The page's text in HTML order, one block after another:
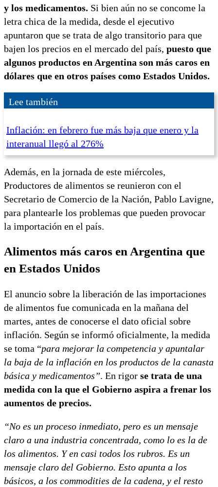
y los medicamentos. Si bien aún no se concome la
letra chica de la medida, desde el ejecutivo
apuntaron que se trata de algo transitorio para que
bajen los precios en el mercado del país, puesto que
algunos productos en Argentina son más caros en
dólares que en otros países como Estados Unidos.
Lee también
Inflación: en febrero fue más baja que enero y la
interanual llegó al 276%
Además, en la jornada de este miércoles,
Productores de alimentos se reunieron con el
Secretario de Comercio de la Nación, Pablo Lavigne,
para plantearle los problemas que pueden provocar
la importación en el país.
Alimentos más caros en Argentina que
en Estados Unidos
El anuncio sobre la liberación de las importaciones
de alimentos fue comunicada en la mañana del
martes, antes de conocerse el dato oficial sobre
inflación. Según se informó oficialmente, la medida
se toma “para mejorar la competencia y apuntalar
la baja de la inflación en los productos de la canasta
básica y medicamentos”. En rigor se trata de una
medida con la que el Gobierno aspira a frenar los
aumentos de precios.
“No es un proceso inmediato, pero es un mensaje
claro a una industria concentrada, como lo es la de
los alimentos. Y en casi todos los rubros. Es un
mensaje claro del Gobierno. Esto apunta a los
básicos, a los commodities de la cadena, y el resto